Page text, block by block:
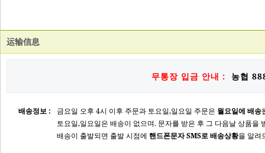
运输信息
무통장 입금 안내 : 농협
배송정보 : 금요일 오후 4시 이후 주문과 토요일,일요일 주문은 월요일에 배송
토요일,일요일은 배송이 없으며. 문자를 받은 후 그 다음날 상품을
배송이 출발되면 출발 시점에 핸드폰문자 SMS로 배송상황을 알려